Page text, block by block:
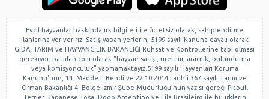
Evcil hayvanlar hakkında ırk bilgileri ile ücretsiz olarak, sahiplendirme
ilanlarına yer veririz. Satış yapan yerlerin, 5199 sayılı Kanuna dayalı olarak
GIDA, TARIM ve HAYVANCILIK BAKANLIĞI Ruhsat ve Kontrollerine tabi olması
gerekiyor. patiilan.com olarak "hayvan satışı, üretimi, aracılık, bulundurma
veya komisyonculuk" yapmamaktayız.5199 sayılı Hayvanları Koruma
Kanunu'nun, 14. Madde L Bendi ve 22.10.2014 tarihli 367 sayılı Tarım ve
Orman Bakanlığı 4. Bölge İzmir Şube Müdürlüğü'nün yazısı gereği Pitbull
Terrier, Japanese Tosa, Dogo Argentino ve Fila Brasileiro ile bu ırkların